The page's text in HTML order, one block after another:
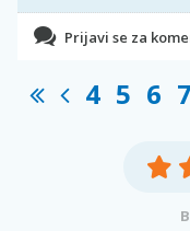
Prijavi se za
4 5 6 7